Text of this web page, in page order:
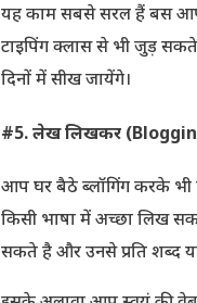
यह काम सबसे सरल हैं बस
टाइपिंग क्लास से भी जुड़
दिनों में सीख जायेंगे।
#5. लेख लिखकर
आप घर बैठे ब्लॉगिंग करके
किसी भाषा में अच्छा लिख
सकते है और उनसे प्रति शब्द